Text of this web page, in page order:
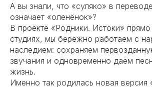
А вы знали, что «суляко» в
означает «оленёнок»?
В проекте «Родники. Истоки»
студиях, мы бережно работаем с
наследием: сохраняем
звучания и одновременно даём
жизнь.
Именно так родилась новая версия